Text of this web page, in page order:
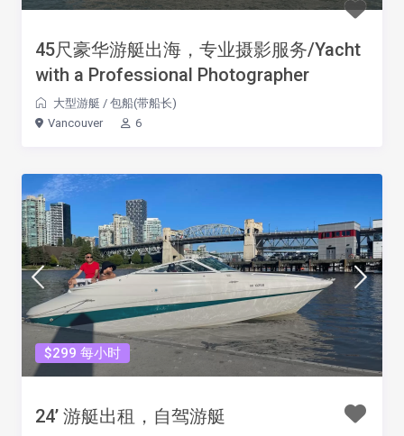
45尺豪华游艇出海，专业摄影服务/Yacht
with a Professional Photographer
大型游艇 / 包船(带船长)
Vancouver
6
$299 每小时
24’ 游艇出租，自驾游艇